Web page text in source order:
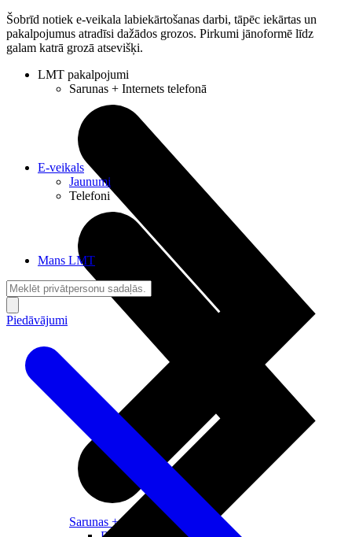
Šobrīd notiek e-veikala labiekārtošanas darbi, tāpēc iekārtas un
pakalpojumus atradīsi dažādos grozos. Pirkumi jānoformē līdz
galam katrā grozā atsevišķi.
LMT pakalpojumi
Sarunas + Internets telefonā
Sarunas + Internets
E-veikals
Jaunumi
Telefoni
Mans LMT
Piedāvājumi